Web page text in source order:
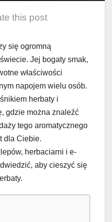
this post
się ogromną
Jej bogaty smak,
właściwości
napojem wielu osób.
herbaty i
gdzie można znaleźć
tego aromatycznego
dla Ciebie.
herbaciarni i e-
aby cieszyć się